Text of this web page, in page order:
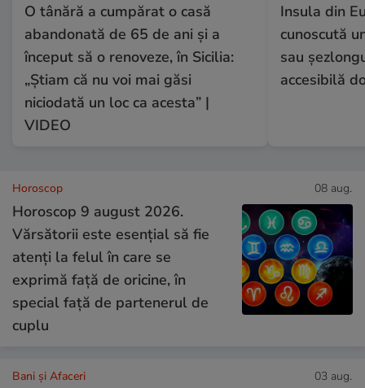
O tânără a cumpărat o casă
abandonată de 65 de ani și a
început să o renoveze, în Sicilia:
„Știam că nu voi mai găsi
niciodată un loc ca acesta” |
VIDEO
Insula din
cunoscută
sau
accesibilă
Horoscop 08 aug.
Horoscop 9 august 2026.
Vărsătorii este esențial să fie
atenți la felul în care se
exprimă față de oricine, în
special față de partenerul de
cuplu
Bani și Afaceri 03 aug.